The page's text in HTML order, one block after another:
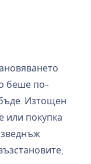
беше по-
Изтощен
или покупка